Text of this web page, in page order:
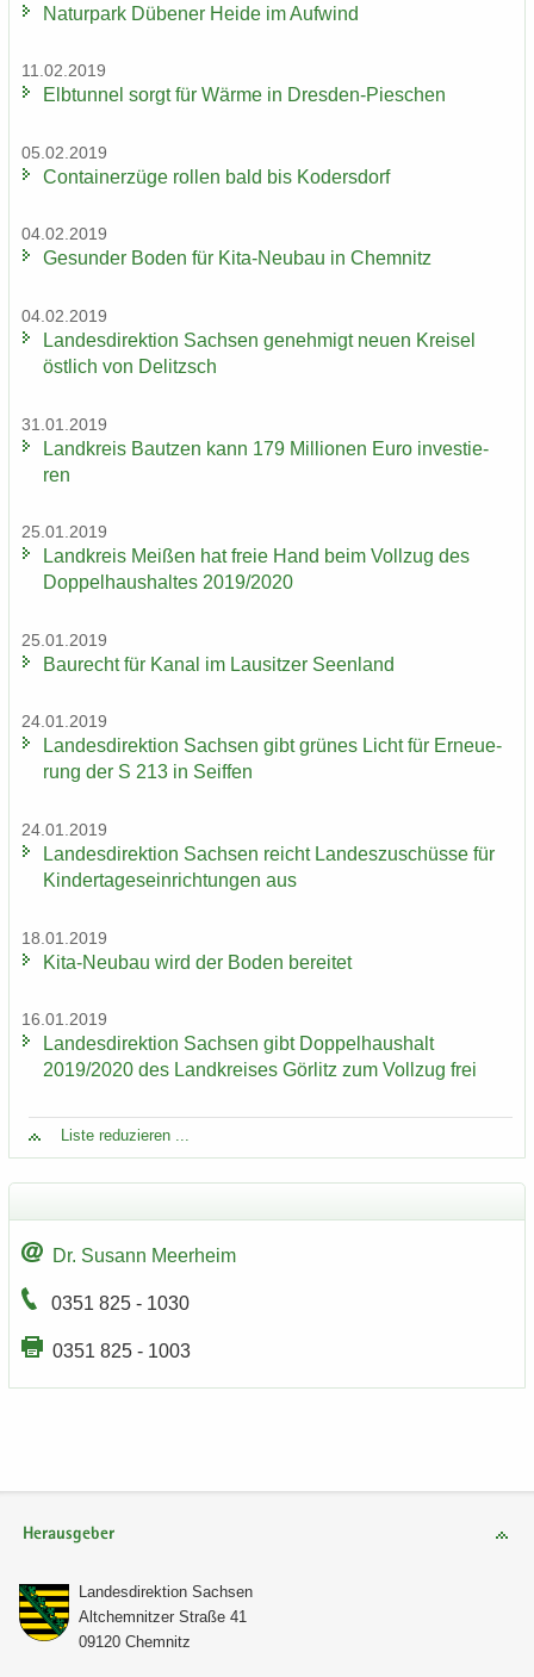
Na­tur­park Dü­be­ner Heide im Auf­wind
11.02.2019
Elb­tun­nel sorgt für Wärme in Dresden-​Pieschen
05.02.2019
Con­tai­ner­zü­ge rol­len bald bis Ko­ders­dorf
04.02.2019
Ge­sun­der Boden für Kita-​Neubau in Chem­nitz
04.02.2019
Lan­des­di­rek­ti­on Sach­sen ge­neh­migt neuen Krei­sel
öst­lich von De­litzsch
31.01.2019
Land­kreis Baut­zen kann 179 Mil­lio­nen Euro in­ves­tie­
ren
25.01.2019
Land­kreis Mei­ßen hat freie Hand beim Voll­zug des
Dop­pel­haus­hal­tes 2019/2020
25.01.2019
Bau­recht für Kanal im Lau­sit­zer Se­en­land
24.01.2019
Lan­des­di­rek­ti­on Sach­sen gibt grü­nes Licht für Er­neue­
rung der S 213 in Seif­fen
24.01.2019
Lan­des­di­rek­ti­on Sach­sen reicht Lan­des­zu­schüs­se für
Kin­der­ta­ges­ein­rich­tun­gen aus
18.01.2019
Kita-​Neubau wird der Boden be­rei­tet
16.01.2019
Lan­des­di­rek­ti­on Sach­sen gibt Dop­pel­haus­halt
2019/2020 des Land­krei­ses Gör­litz zum Voll­zug frei
Liste re­du­zie­ren ...
Dr. Su­sann Meer­heim
0351 825 - 1030
0351 825 - 1003
Herausgeber
Lan­des­di­rek­ti­on Sach­sen
Alt­chem­nit­zer Stra­ße 41
09120 Chem­nitz